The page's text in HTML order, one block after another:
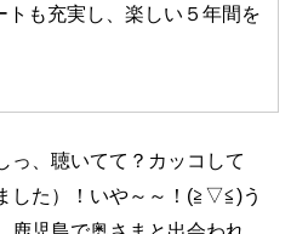
も充実し、楽しい５年間を
っ、聴いてて？カッコして
した）！いや～～！(≧▽≦)う